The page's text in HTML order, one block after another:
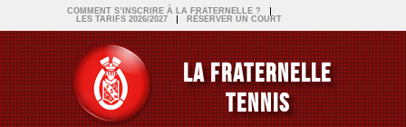
COMMENT S’INSCRIRE À LA FRATERNELLE ?
LES TARIFS 2026/2027
RÉSERVER UN COURT
LA FRATERNELLE
TENNIS